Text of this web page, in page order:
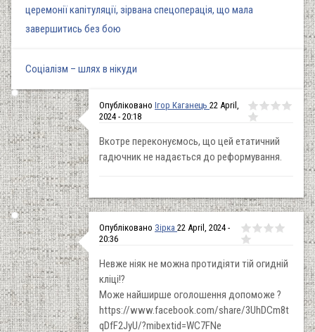
церемонії капітуляції, зірвана спецоперація, що мала
завершитись без бою
Соціалізм – шлях в нікуди
Опубліковано Ігор Каганець 22 April,
2024 - 20:18
Вкотре переконуємось, що цей етатичний
гадючник не надається до реформування.
Опубліковано Зірка 22 April, 2024 -
20:36
Невже ніяк не можна протидіяти тій огидній
кліці!?
Може найширше оголошення допоможе ?
https://www.facebook.com/share/3UhDCm8t
qDfF2JyU/?mibextid=WC7FNe